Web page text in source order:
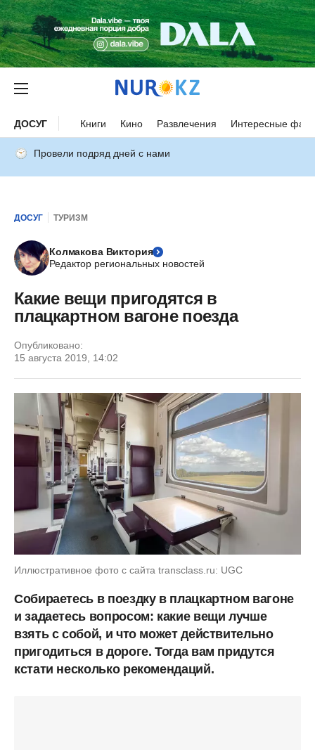
ДОСУГ Книги Кино Развлечения Интересные
Провели подряд дней с нами
ДОСУГ ТУРИЗМ
Колмакова Виктория
Редактор региональных новостей
Какие вещи пригодятся в
плацкартном вагоне поезда
Опубликовано:
15 августа 2019, 14:02
Иллюстративное фото с сайта transclass.ru: UGC
Собираетесь в поездку в плацкартном вагоне
и задаетесь вопросом: какие вещи лучше
взять с собой, и что может действительно
пригодиться в дороге. Тогда вам придутся
кстати несколько рекомендаций.